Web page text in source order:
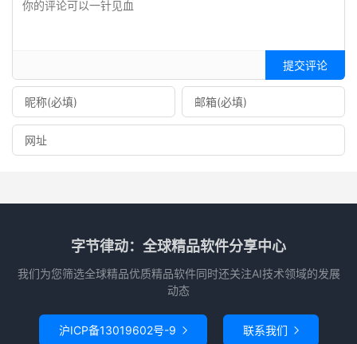
提交评论
字节律动：全球精品软件分享中心
我们为您筛选全球精品优质精品软件同时还关注AI技术领域的发展
动态
沪ICP备13019602号-9  联系我们 